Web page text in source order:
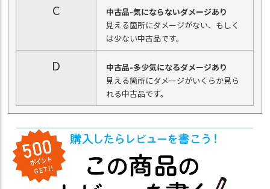
C
中古品-気にならないダメージあり
見える箇所にダメージがない、もしく
は少ない中古品です。
D
中古品-多少気になるダメージあり
見える箇所にダメージがいくらか見ら
れる中古品です。